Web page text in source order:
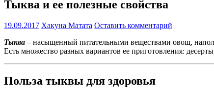
Тыква и ее полезные свойства
19.09.2017 Хакуна Матата Оставить комментарий
Тыква – насыщенный питательными веществами овощ,
Есть множество разных вариантов ее приготовления:
Польза тыквы для здоровья